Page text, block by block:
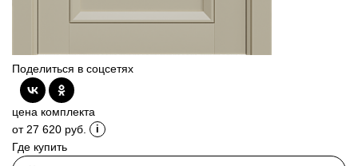
Поделиться в соцсетях
цена комплекта
от 27 620 руб.
Где купить